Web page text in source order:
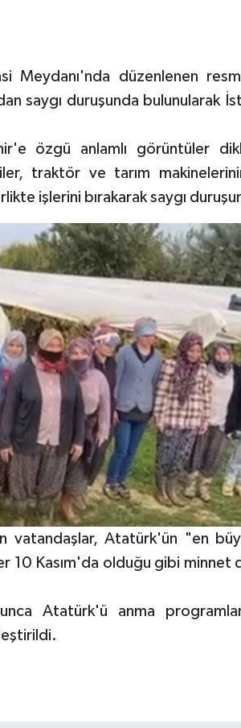
Meydanı'nda düzenlenen
saygı duruşunda bulunularak
özgü anlamlı görüntüler
traktör ve tarım
işlerini bırakarak saygı
vatandaşlar, Atatürk'ün "en
Kasım'da olduğu gibi minnet
Atatürk'ü anma